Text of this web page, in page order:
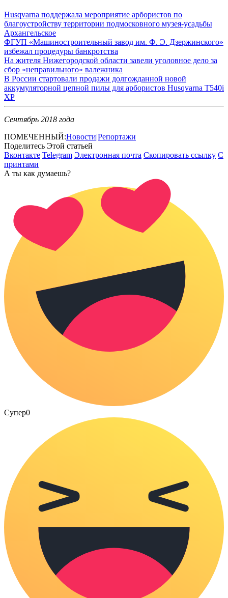
Husqvarna поддержала мероприятие арбористов по
благоустройству территории подмосковного музея-усадьбы
Архангельское
ФГУП «Машиностроительный завод им. Ф. Э. Дзержинского»
избежал процедуры банкротства
На жителя Нижегородской области завели уголовное дело за
сбор «неправильного» валежника
В России стартовали продажи долгожданной новой
аккумуляторной цепной пилы для арбористов Husqvarna T540i
XP
Сентябрь 2018 года
ПОМЕЧЕННЫЙ:Новости|Репортажи
Поделитесь Этой статьей
Вконтакте Telegram Электронная почта Скопировать ссылку С
принтами
А ты как думаешь?
Супер0